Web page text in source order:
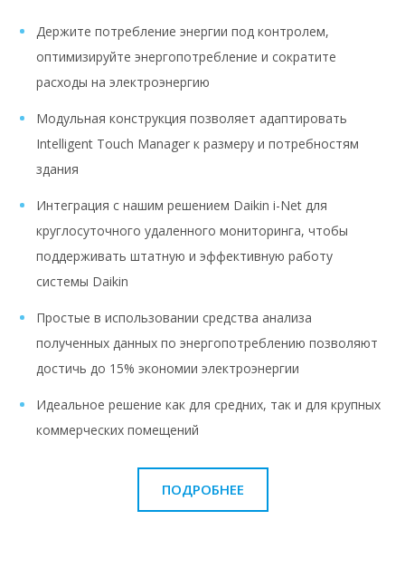
Держите потребление энергии под контролем,
оптимизируйте энергопотребление и сократите
расходы на электроэнергию
Модульная конструкция позволяет адаптировать
Intelligent Touch Manager к размеру и потребностям
здания
Интеграция с нашим решением Daikin i-Net для
круглосуточного удаленного мониторинга, чтобы
поддерживать штатную и эффективную работу
системы Daikin
Простые в использовании средства анализа
полученных данных по энергопотреблению позволяют
достичь до 15% экономии электроэнергии
Идеальное решение как для средних, так и для крупных
коммерческих помещений
ПОДРОБНЕЕ